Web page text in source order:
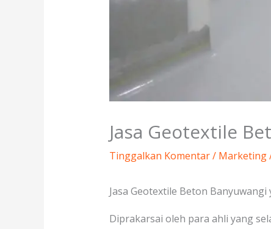
Jasa Geotextile
Tinggalkan Komentar/ Marketing
Jasa Geotextile Beton
Diprakarsai oleh para ahli yang